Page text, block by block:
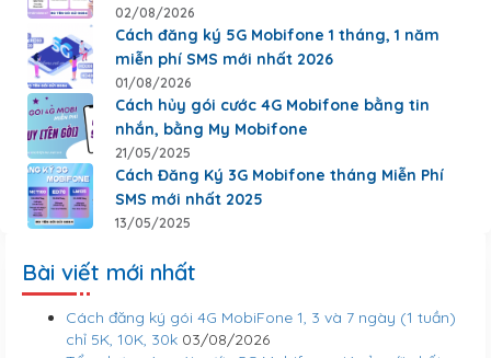
02/08/2026
Cách đăng ký 5G Mobifone 1 tháng, 1 năm
miễn phí SMS mới nhất 2026
01/08/2026
Cách hủy gói cước 4G Mobifone bằng tin
nhắn, bằng My Mobifone
21/05/2025
Cách Đăng Ký 3G Mobifone tháng Miễn Phí
SMS mới nhất 2025
13/05/2025
Bài viết mới nhất
Cách đăng ký gói 4G MobiFone 1, 3 và 7 ngày (1 tuần)
chỉ 5K, 10K, 30k 03/08/2026